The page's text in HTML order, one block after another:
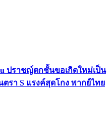
ปราชญ์ตกชั้นขอเกิดใหม่เป็น
รา S แรงค์สุดโกง พากย์ไทย